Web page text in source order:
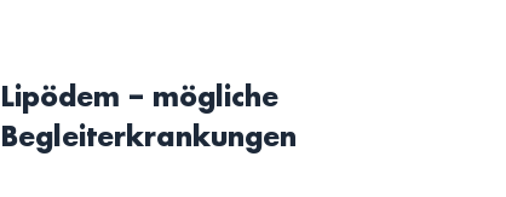
Lipödem – mögliche
Begleiterkrankungen